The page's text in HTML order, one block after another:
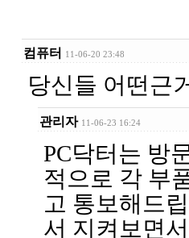
컴퓨터 11-06-20 23:48
당신들 어떤근
관리자 11-06-23 16:24
PC닥터는 방
적으로 각 부
고 통보해드
서 지켜보면